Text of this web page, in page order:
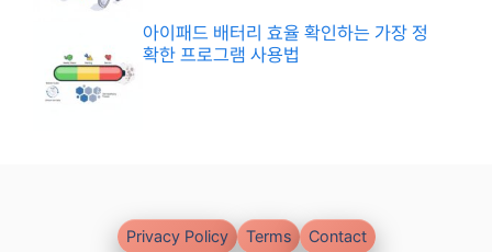
아이패드 배터리 효율 확인하는 가장 정
확한 프로그램 사용법
Privacy Policy Terms Contact